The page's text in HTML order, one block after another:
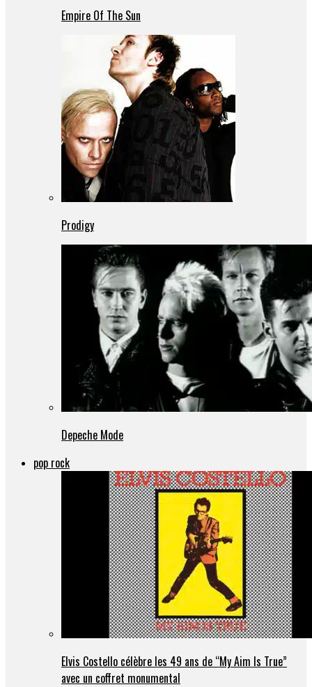
Empire Of The Sun
Prodigy
Depeche Mode
pop rock
Elvis Costello célèbre les 49 ans de “My Aim Is True”
avec un coffret monumental